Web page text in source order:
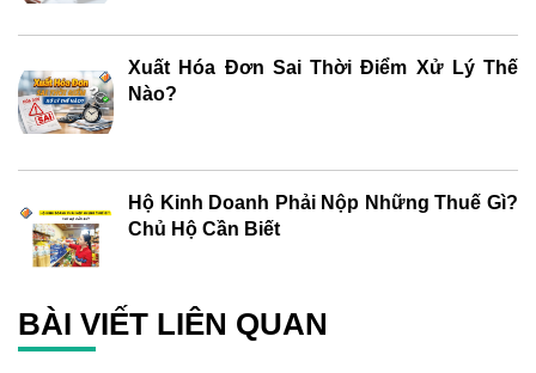
Xuất Hóa Đơn Sai Thời Điểm Xử Lý Thế
Nào?
Hộ Kinh Doanh Phải Nộp Những Thuế Gì?
Chủ Hộ Cần Biết
BÀI VIẾT LIÊN QUAN